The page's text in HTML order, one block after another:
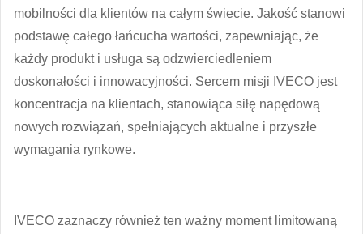
mobilności dla klientów na całym świecie. Jakość stanowi
podstawę całego łańcucha wartości, zapewniając, że
każdy produkt i usługa są odzwierciedleniem
doskonałości i innowacyjności. Sercem misji IVECO jest
koncentracja na klientach, stanowiąca siłę napędową
nowych rozwiązań, spełniających aktualne i przyszłe
wymagania rynkowe.
IVECO zaznaczy również ten ważny moment limitowaną